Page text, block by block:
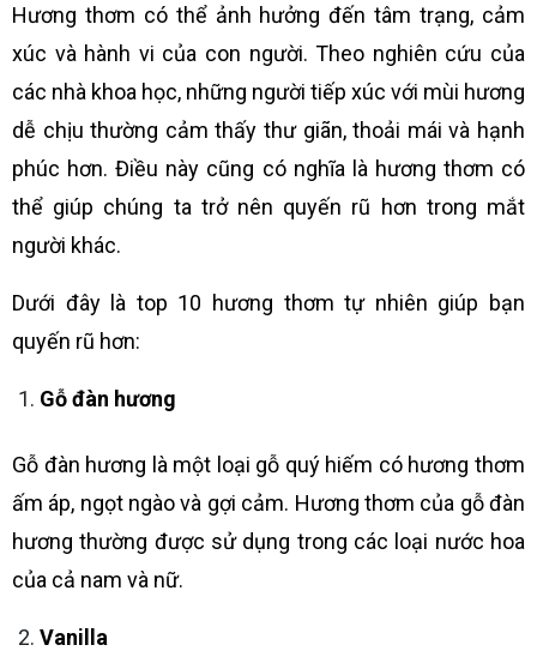
Hương thơm có thể ảnh hưởng đến tâm trạng, cảm
xúc và hành vi của con người. Theo nghiên cứu của
các nhà khoa học, những người tiếp xúc với mùi hương
dễ chịu thường cảm thấy thư giãn, thoải mái và hạnh
phúc hơn. Điều này cũng có nghĩa là hương thơm có
thể giúp chúng ta trở nên quyến rũ hơn trong mắt
người khác.
Dưới đây là top 10 hương thơm tự nhiên giúp bạn
quyến rũ hơn:
Gỗ đàn hương
Gỗ đàn hương là một loại gỗ quý hiếm có hương thơm
ấm áp, ngọt ngào và gợi cảm. Hương thơm của gỗ đàn
hương thường được sử dụng trong các loại nước hoa
của cả nam và nữ.
Vanilla